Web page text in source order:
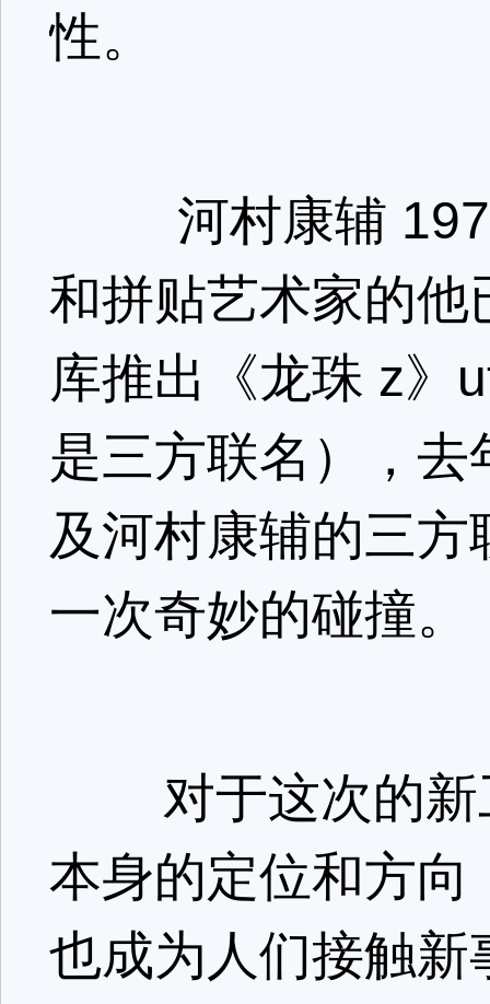
性。
河村康辅 1979
和拼贴艺术家的
库推出《龙珠 z》
是三方联名），去
及河村康辅的三
一次奇妙的碰撞。
对于这次的新
本身的定位和方向
也成为人们接触新